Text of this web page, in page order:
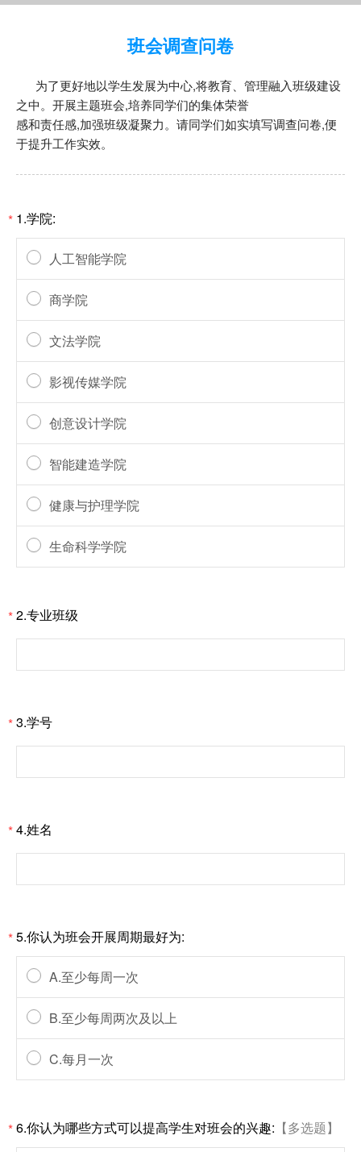
班会调查问卷
为了更好地以学生发展为中心,将教育、管理融入班级建设
之中。开展主题班会,培养同学们的集体荣誉
感和责任感,加强班级凝聚力。请同学们如实填写调查问卷,便
于提升工作实效。
* 1.学院:
人工智能学院
商学院
文法学院
影视传媒学院
创意设计学院
智能建造学院
健康与护理学院
生命科学学院
*2.专业班级
*3.学号
*4.姓名
*5.你认为班会开展周期最好为:
A.至少每周一次
B.至少每周两次及以上
C.每月一次
*6.你认为哪些方式可以提高学生对班会的兴趣: 【多选题】